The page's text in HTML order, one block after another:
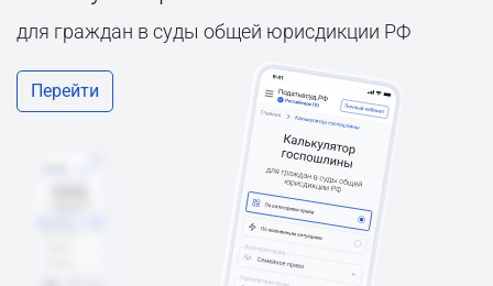
для граждан в суды общей юрисдикции РФ
Перейти